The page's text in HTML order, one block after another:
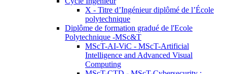
X - Titre d’Ingénieur diplômé de l’École
polytechnique
Diplôme de formation gradué de l'Ecole
Polytechnique -MSc&T
MScT-AI-ViC - MScT-Artificial
Intelligence and Advanced Visual
Computing